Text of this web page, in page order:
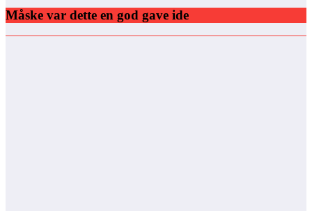
Måske var dette en god gave ide